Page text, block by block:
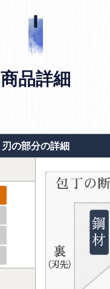
商品詳細
刃の部分の詳細